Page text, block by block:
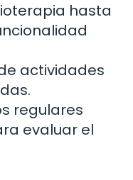
hasta
actividades
regulares
evaluar el